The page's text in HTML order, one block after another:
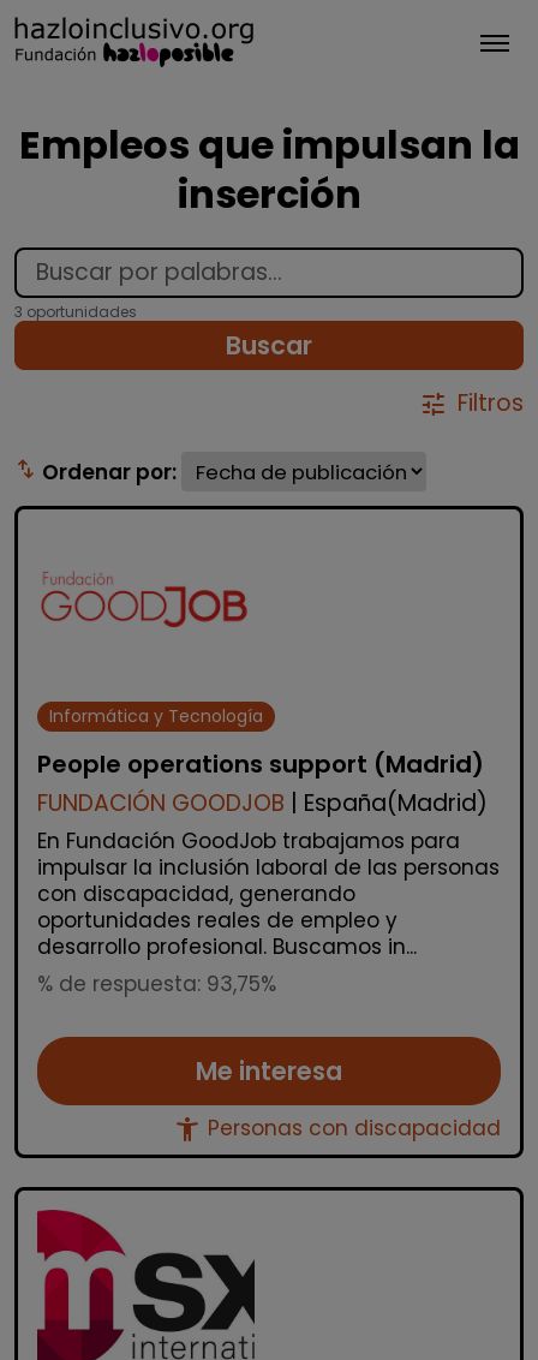
Empleos que impulsan la
inserción
3 oportunidades
Buscar
tune Filtros
swap_vert Ordenar por:
Informática y Tecnología
People operations support (Madrid)
FUNDACIÓN GOODJOB | España(Madrid)
En Fundación GoodJob trabajamos para
impulsar la inclusión laboral de las personas
con discapacidad, generando
oportunidades reales de empleo y
desarrollo profesional. Buscamos in...
% de respuesta: 93,75%
Me interesa
accessibility_new Personas con discapacidad